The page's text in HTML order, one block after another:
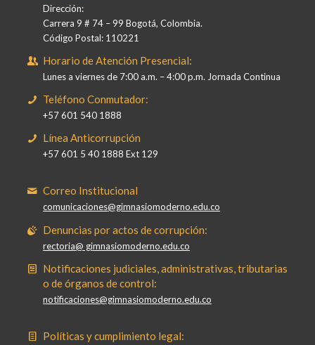
Dirección:
Carrera 9 # 74 – 99 Bogotá, Colombia.
Código Postal: 110221
Horario de Atención Presencial:
Lunes a viernes de 7:00 a.m. – 4:00 p.m. Jornada Continua
Teléfono Conmutador:
+57 601 540 1888
Línea Anticorrupción
+57 601 5 40 1888 Ext 129
Correo Institucional
comunicaciones@gimnasiomoderno.edu.co
Denuncias por actos de corrupción:
rectoria@ gimnasiomoderno.edu.co
Notificaciones judiciales, administrativas, tributarias
o de órganos de control:
notificaciones@gimnasiomoderno.edu.co
Políticas y cumplimiento legal: